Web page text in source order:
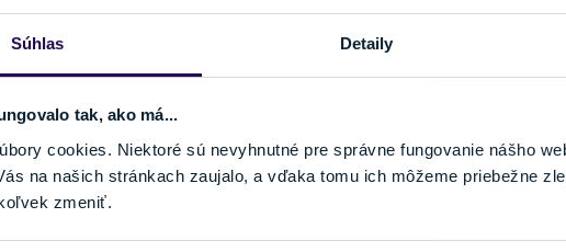
Súhlas Detaily
tak, ako má...
cookies. Niektoré sú nevyhnutné pre správne fungovanie nášho
na našich stránkach zaujalo, a vďaka tomu ich môžeme priebežne
zmeniť.